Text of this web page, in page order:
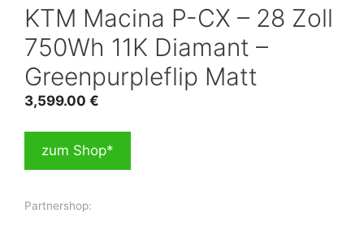
KTM Macina P-CX – 28 Zoll
750Wh 11K Diamant –
Greenpurpleflip Matt
3,599.00 €
zum Shop*
Partnershop: